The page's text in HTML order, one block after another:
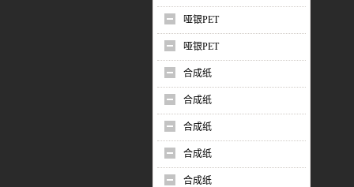
哑银PET
哑银PET
合成纸
合成纸
合成纸
合成纸
合成纸